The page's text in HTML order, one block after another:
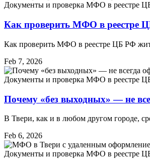
Документы и проверка МФО в реестре
Как проверить МФО в реестре
Как проверить МФО в реестре ЦБ РФ
Feb 7, 2026
Документы и проверка МФО в реестре
Почему «без выходных» — не
В Твери, как и в любом другом городе,
Feb 6, 2026
Документы и проверка МФО в реестре